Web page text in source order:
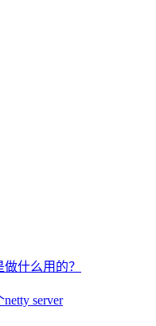
什么用的？
server